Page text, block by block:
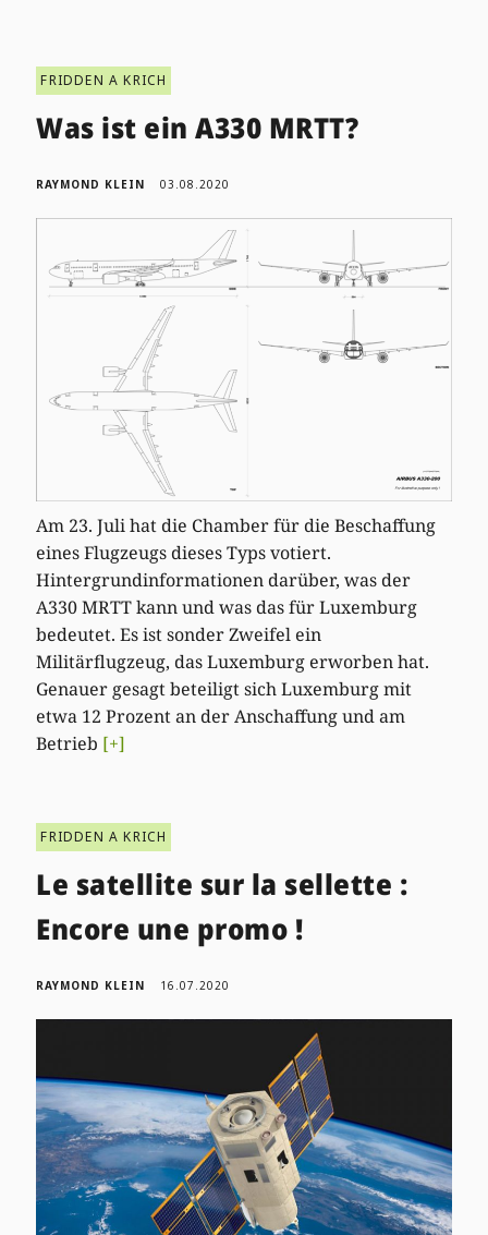
FRIDDEN A KRICH
Was ist ein A330 MRTT?
RAYMOND KLEIN 03.08.2020
Am 23. Juli hat die Chamber für die Beschaffung
eines Flugzeugs dieses Typs votiert.
Hintergrundinformationen darüber, was der
A330 MRTT kann und was das für Luxemburg
bedeutet. Es ist sonder Zweifel ein
Militärflugzeug, das Luxemburg erworben hat.
Genauer gesagt beteiligt sich Luxemburg mit
etwa 12 Prozent an der Anschaffung und am
Betrieb [+]
FRIDDEN A KRICH
Le satellite sur la sellette :
Encore une promo !
RAYMOND KLEIN 16.07.2020